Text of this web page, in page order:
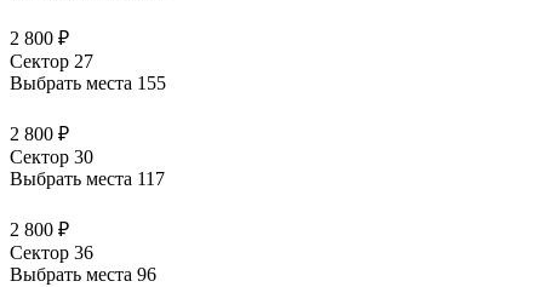
2 800 ₽
Сектор 27
Выбрать места 155
2 800 ₽
Сектор 30
Выбрать места 117
2 800 ₽
Сектор 36
Выбрать места 96